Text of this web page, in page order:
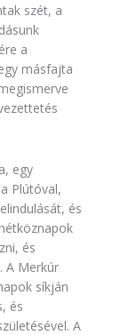
szét, a
a
másfajta
egy
Plútóval,
és
és
A Merkúr
síkján
és
A